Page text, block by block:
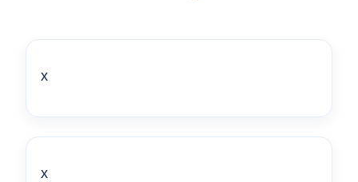
x
x